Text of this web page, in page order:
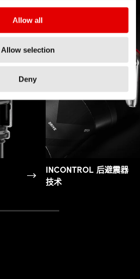
Allow all
Allow selection
Deny
INCONTROL 后避震器
技术